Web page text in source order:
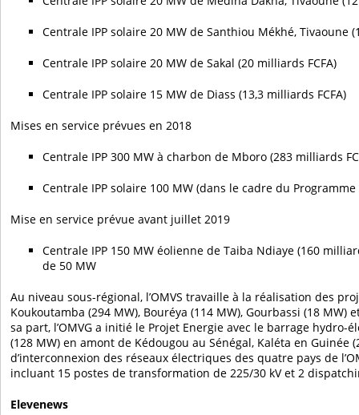
Centrale IPP solaire 20 MW de Santhiou Mékhé, Tivaoune
Centrale IPP solaire 20 MW de Sakal (20 milliards FCFA)
Centrale IPP solaire 15 MW de Diass (13,3 milliards FCFA)
Mises en service prévues en 2018
Centrale IPP 300 MW à charbon de Mboro (283 milliards
Centrale IPP solaire 100 MW (dans le cadre du Programme
Mise en service prévue avant juillet 2019
Centrale IPP 150 MW éolienne de Taiba Ndiaye (160
de 50 MW
Au niveau sous-régional, l’OMVS travaille à la réalisation des
Koukoutamba (294 MW), Bouréya (114 MW), Gourbassi (18 MW)
sa part, l’OMVG a initié le Projet Energie avec le barrage hydro-
(128 MW) en amont de Kédougou au Sénégal, Kaléta en Guinée
d’interconnexion des réseaux électriques des quatre pays de
incluant 15 postes de transformation de 225/30 kV et 2
Elevenews